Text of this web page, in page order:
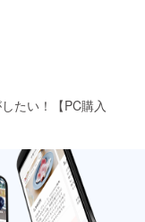
たい！【PC購入